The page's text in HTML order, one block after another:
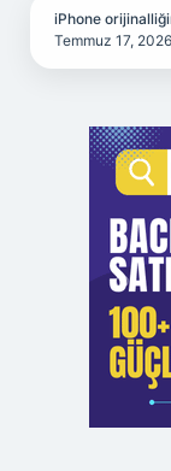
iPhone
Temmuz 17, 2026